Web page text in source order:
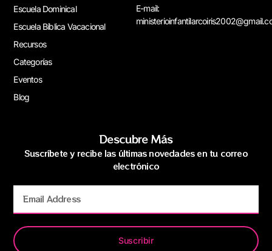
Escuela Dominical
Escuela Bíblica Vacacional
Recursos
Categorías
Eventos
Blog
E-mail:
Descubre Más
Suscríbete y recibe las últimas novedades en tu correo
electrónico
Suscribir